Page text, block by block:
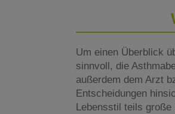
Um einen Überblick
sinnvoll, die
außerdem dem Arzt
Entscheidungen
Lebensstil teils